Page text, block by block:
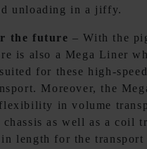
unloading in a jiffy.
the future – With the
is also a Mega Liner
for these high-
Moreover, the
in volume
chassis as well as a coil
in length for the transport